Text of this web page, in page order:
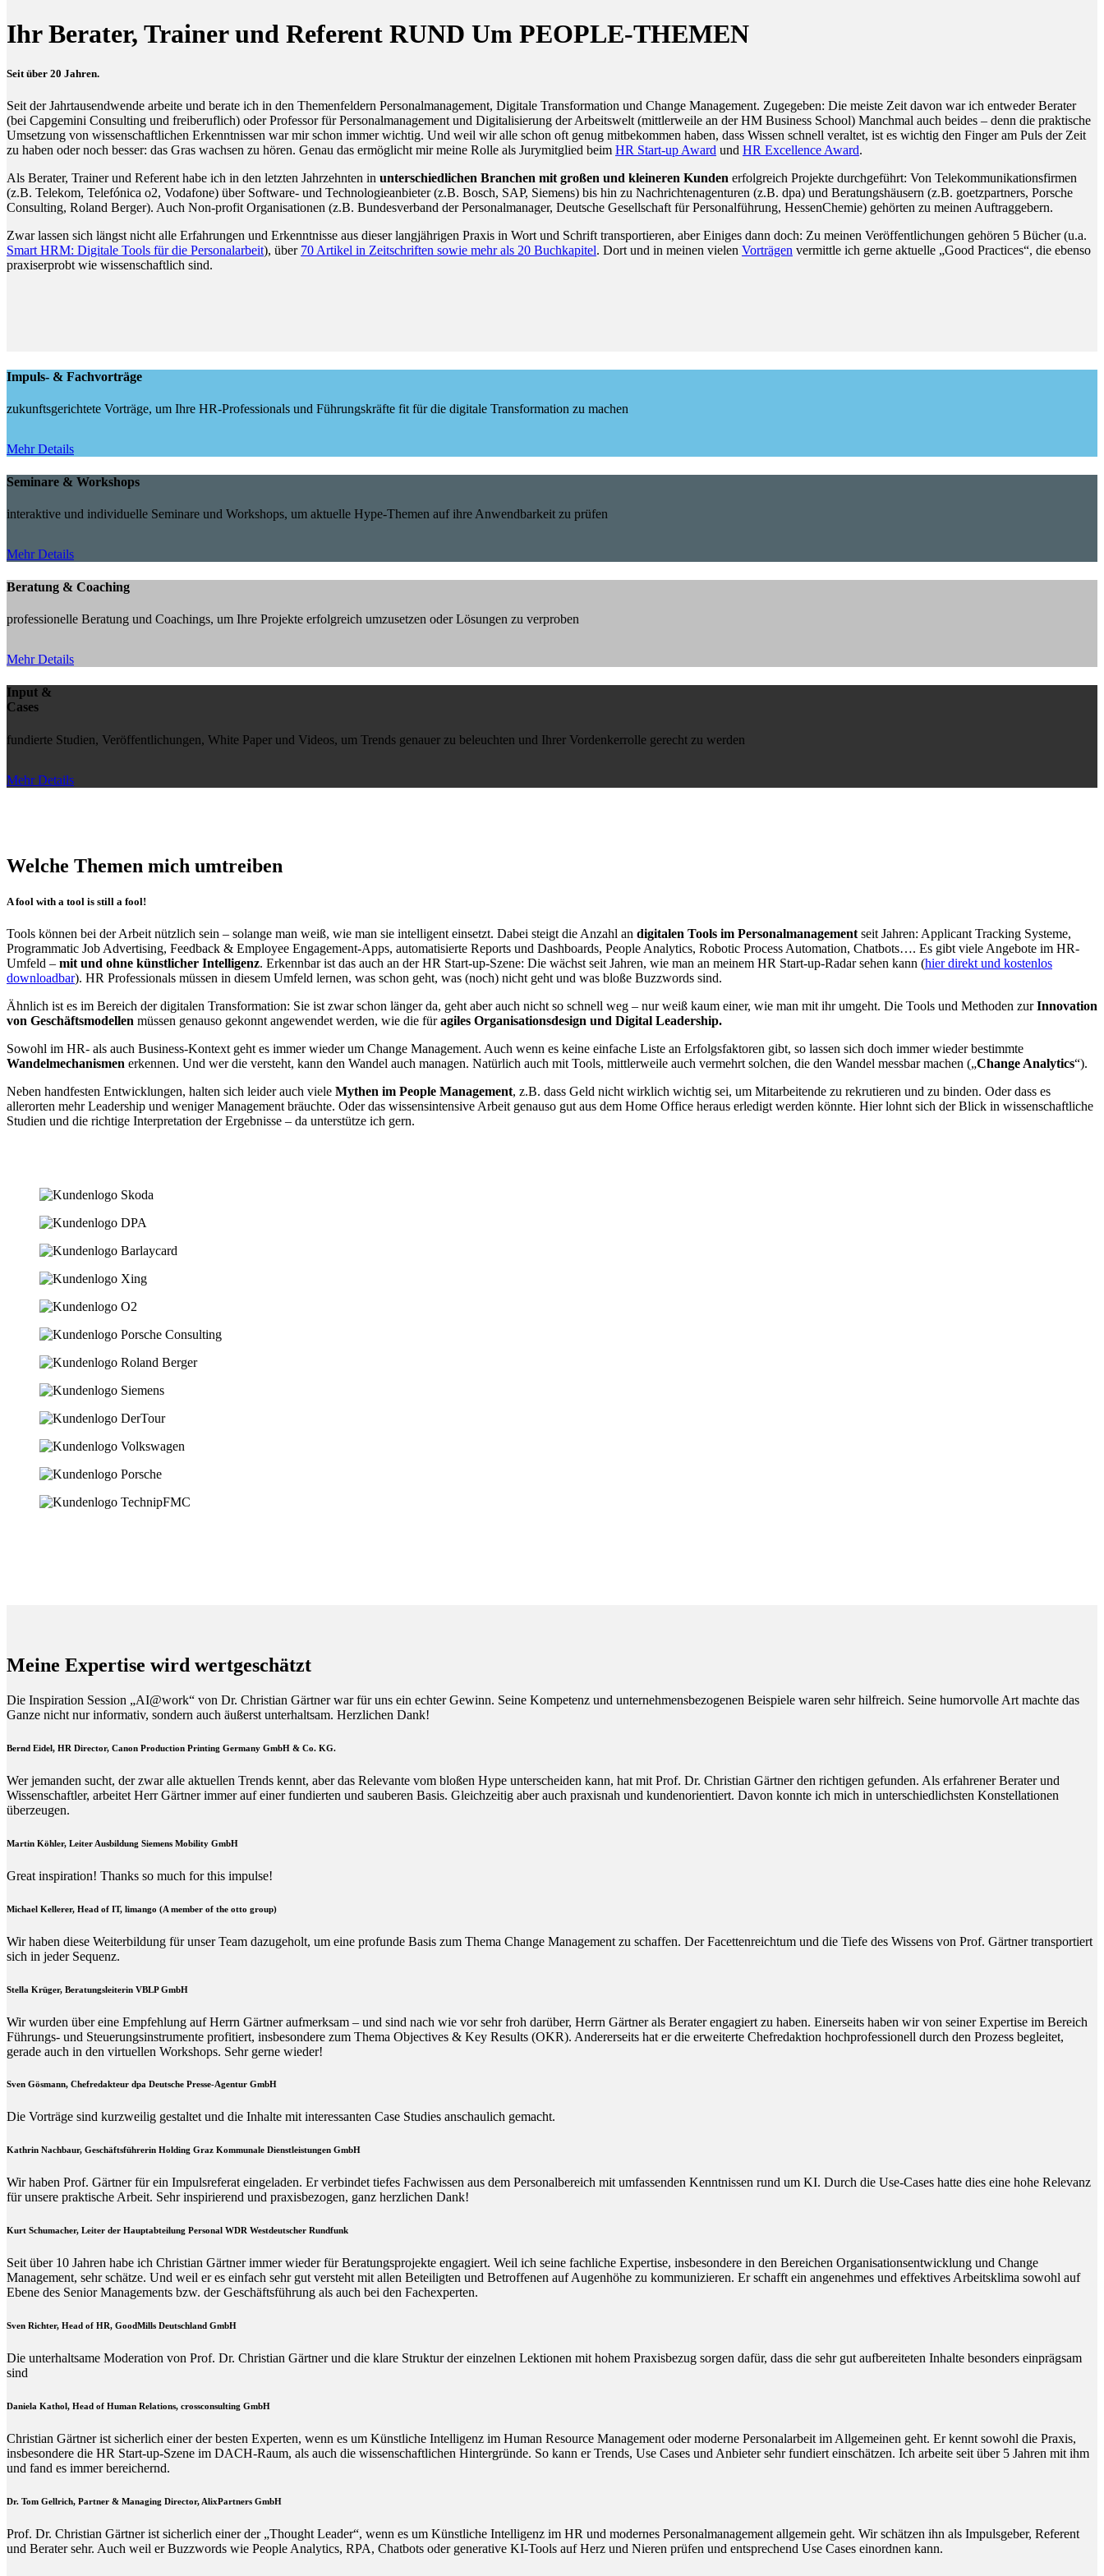
Ihr Berater, Trainer und Referent RUND Um PEOPLE-THEMEN
Seit über 20 Jahren.
Seit der Jahrtausendwende arbeite und berate ich in den Themenfeldern Personalmanagement, Digitale Transformation und Change Management. Zugegeben: Die meiste Zeit davon war ich entweder Berater
(bei Capgemini Consulting und freiberuflich) oder Professor für Personalmanagement und Digitalisierung der Arbeitswelt (mittlerweile an der HM Business School) Manchmal auch beides – denn die praktische
Umsetzung von wissenschaftlichen Erkenntnissen war mir schon immer wichtig. Und weil wir alle schon oft genug mitbekommen haben, dass Wissen schnell veraltet, ist es wichtig den Finger am Puls der Zeit
zu haben oder noch besser: das Gras wachsen zu hören. Genau das ermöglicht mir meine Rolle als Jurymitglied beim HR Start-up Award und HR Excellence Award.
Als Berater, Trainer und Referent habe ich in den letzten Jahrzehnten in unterschiedlichen Branchen mit großen und kleineren Kunden erfolgreich Projekte durchgeführt: Von Telekommunikationsfirmen
(z.B. Telekom, Telefónica o2, Vodafone) über Software- und Technologieanbieter (z.B. Bosch, SAP, Siemens) bis hin zu Nachrichtenagenturen (z.B. dpa) und Beratungshäusern (z.B. goetzpartners, Porsche
Consulting, Roland Berger). Auch Non-profit Organisationen (z.B. Bundesverband der Personalmanager, Deutsche Gesellschaft für Personalführung, HessenChemie) gehörten zu meinen Auftraggebern.
Zwar lassen sich längst nicht alle Erfahrungen und Erkenntnisse aus dieser langjährigen Praxis in Wort und Schrift transportieren, aber Einiges dann doch: Zu meinen Veröffentlichungen gehören 5 Bücher (u.a.
Smart HRM: Digitale Tools für die Personalarbeit), über 70 Artikel in Zeitschriften sowie mehr als 20 Buchkapitel. Dort und in meinen vielen Vorträgen vermittle ich gerne aktuelle „Good Practices“, die ebenso
praxiserprobt wie wissenschaftlich sind.
Impuls- & Fachvorträge
zukunftsgerichtete Vorträge, um Ihre HR-Professionals und Führungskräfte fit für die digitale Transformation zu machen
Mehr Details
Seminare & Workshops
interaktive und individuelle Seminare und Workshops, um aktuelle Hype-Themen auf ihre Anwendbarkeit zu prüfen
Mehr Details
Beratung & Coaching
professionelle Beratung und Coachings, um Ihre Projekte erfolgreich umzusetzen oder Lösungen zu verproben
Mehr Details
Input &
Cases
fundierte Studien, Veröffentlichungen, White Paper und Videos, um Trends genauer zu beleuchten und Ihrer Vordenkerrolle gerecht zu werden
Mehr Details
Welche Themen mich umtreiben
A fool with a tool is still a fool!
Tools können bei der Arbeit nützlich sein – solange man weiß, wie man sie intelligent einsetzt. Dabei steigt die Anzahl an digitalen Tools im Personalmanagement seit Jahren: Applicant Tracking Systeme,
Programmatic Job Advertising, Feedback & Employee Engagement-Apps, automatisierte Reports und Dashboards, People Analytics, Robotic Process Automation, Chatbots…. Es gibt viele Angebote im HR-
Umfeld – mit und ohne künstlicher Intelligenz. Erkennbar ist das auch an der HR Start-up-Szene: Die wächst seit Jahren, wie man an meinem HR Start-up-Radar sehen kann (hier direkt und kostenlos
downloadbar). HR Professionals müssen in diesem Umfeld lernen, was schon geht, was (noch) nicht geht und was bloße Buzzwords sind.
Ähnlich ist es im Bereich der digitalen Transformation: Sie ist zwar schon länger da, geht aber auch nicht so schnell weg – nur weiß kaum einer, wie man mit ihr umgeht. Die Tools und Methoden zurInnovation
von Geschäftsmodellen müssen genauso gekonnt angewendet werden, wie die füragiles Organisationsdesign und Digital Leadership.
Sowohl im HR- als auch Business-Kontext geht es immer wieder um Change Management. Auch wenn es keine einfache Liste an Erfolgsfaktoren gibt, so lassen sich doch immer wieder bestimmte
Wandelmechanismen erkennen. Und wer die versteht, kann den Wandel auch managen. Natürlich auch mit Tools, mittlerweile auch vermehrt solchen, die den Wandel messbar machen („Change Analytics“).
Neben handfesten Entwicklungen, halten sich leider auch viele Mythen im People Management, z.B. dass Geld nicht wirklich wichtig sei, um Mitarbeitende zu rekrutieren und zu binden. Oder dass es
allerorten mehr Leadership und weniger Management bräuchte. Oder das wissensintensive Arbeit genauso gut aus dem Home Office heraus erledigt werden könnte. Hier lohnt sich der Blick in wissenschaftliche
Studien und die richtige Interpretation der Ergebnisse – da unterstütze ich gern.
Meine Expertise wird wertgeschätzt
Die Inspiration Session „AI@work“ von Dr. Christian Gärtner war für uns ein echter Gewinn. Seine Kompetenz und unternehmensbezogenen Beispiele waren sehr hilfreich. Seine humorvolle Art machte das
Ganze nicht nur informativ, sondern auch äußerst unterhaltsam. Herzlichen Dank!
Bernd Eidel, HR Director, Canon Production Printing Germany GmbH & Co. KG.
Wer jemanden sucht, der zwar alle aktuellen Trends kennt, aber das Relevante vom bloßen Hype unterscheiden kann, hat mit Prof. Dr. Christian Gärtner den richtigen gefunden. Als erfahrener Berater und
Wissenschaftler, arbeitet Herr Gärtner immer auf einer fundierten und sauberen Basis. Gleichzeitig aber auch praxisnah und kundenorientiert. Davon konnte ich mich in unterschiedlichsten Konstellationen
überzeugen.
Martin Köhler, Leiter Ausbildung Siemens Mobility GmbH
Great inspiration! Thanks so much for this impulse!
Michael Kellerer, Head of IT, limango (A member of the otto group)
Wir haben diese Weiterbildung für unser Team dazugeholt, um eine profunde Basis zum Thema Change Management zu schaffen. Der Facettenreichtum und die Tiefe des Wissens von Prof. Gärtner transportiert
sich in jeder Sequenz.
Stella Krüger, Beratungsleiterin VBLP GmbH
Wir wurden über eine Empfehlung auf Herrn Gärtner aufmerksam – und sind nach wie vor sehr froh darüber, Herrn Gärtner als Berater engagiert zu haben. Einerseits haben wir von seiner Expertise im Bereich
Führungs- und Steuerungsinstrumente profitiert, insbesondere zum Thema Objectives & Key Results (OKR). Andererseits hat er die erweiterte Chefredaktion hochprofessionell durch den Prozess begleitet,
gerade auch in den virtuellen Workshops. Sehr gerne wieder!
Sven Gösmann, Chefredakteur dpa Deutsche Presse-Agentur GmbH
Die Vorträge sind kurzweilig gestaltet und die Inhalte mit interessanten Case Studies anschaulich gemacht.
Kathrin Nachbaur, Geschäftsführerin Holding Graz Kommunale Dienstleistungen GmbH
Wir haben Prof. Gärtner für ein Impulsreferat eingeladen. Er verbindet tiefes Fachwissen aus dem Personalbereich mit umfassenden Kenntnissen rund um KI. Durch die Use-Cases hatte dies eine hohe Relevanz
für unsere praktische Arbeit. Sehr inspirierend und praxisbezogen, ganz herzlichen Dank!
Kurt Schumacher, Leiter der Hauptabteilung Personal WDR Westdeutscher Rundfunk
Seit über 10 Jahren habe ich Christian Gärtner immer wieder für Beratungsprojekte engagiert. Weil ich seine fachliche Expertise, insbesondere in den Bereichen Organisationsentwicklung und Change
Management, sehr schätze. Und weil er es einfach sehr gut versteht mit allen Beteiligten und Betroffenen auf Augenhöhe zu kommunizieren. Er schafft ein angenehmes und effektives Arbeitsklima sowohl auf
Ebene des Senior Managements bzw. der Geschäftsführung als auch bei den Fachexperten.
Sven Richter, Head of HR, GoodMills Deutschland GmbH
Die unterhaltsame Moderation von Prof. Dr. Christian Gärtner und die klare Struktur der einzelnen Lektionen mit hohem Praxisbezug sorgen dafür, dass die sehr gut aufbereiteten Inhalte besonders einprägsam
sind
Daniela Kathol, Head of Human Relations, crossconsulting GmbH
Christian Gärtner ist sicherlich einer der besten Experten, wenn es um Künstliche Intelligenz im Human Resource Management oder moderne Personalarbeit im Allgemeinen geht. Er kennt sowohl die Praxis,
insbesondere die HR Start-up-Szene im DACH-Raum, als auch die wissenschaftlichen Hintergründe. So kann er Trends, Use Cases und Anbieter sehr fundiert einschätzen. Ich arbeite seit über 5 Jahren mit ihm
und fand es immer bereichernd.
Dr. Tom Gellrich, Partner & Managing Director, AlixPartners GmbH
Prof. Dr. Christian Gärtner ist sicherlich einer der „Thought Leader“, wenn es um Künstliche Intelligenz im HR und modernes Personalmanagement allgemein geht. Wir schätzen ihn als Impulsgeber, Referent
und Berater sehr. Auch weil er Buzzwords wie People Analytics, RPA, Chatbots oder generative KI-Tools auf Herz und Nieren prüfen und entsprechend Use Cases einordnen kann.